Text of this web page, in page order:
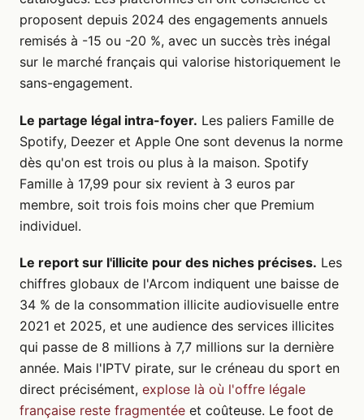
proposent depuis 2024 des engagements annuels
remisés à -15 ou -20 %, avec un succès très inégal
sur le marché français qui valorise historiquement le
sans-engagement.
Le partage légal intra-foyer. Les paliers Famille de
Spotify, Deezer et Apple One sont devenus la norme
dès qu'on est trois ou plus à la maison. Spotify
Famille à 17,99 pour six revient à 3 euros par
membre, soit trois fois moins cher que Premium
individuel.
Le report sur l'illicite pour des niches précises. Les
chiffres globaux de l'Arcom indiquent une baisse de
34 % de la consommation illicite audiovisuelle entre
2021 et 2025, et une audience des services illicites
qui passe de 8 millions à 7,7 millions sur la dernière
année. Mais l'IPTV pirate, sur le créneau du sport en
direct précisément, explose là où l'offre légale
française reste fragmentée et coûteuse. Le foot de